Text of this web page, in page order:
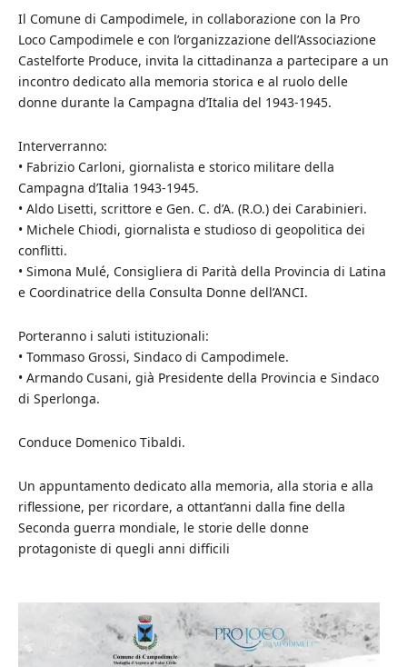
Il Comune di Campodimele, in collaborazione con la Pro
Loco Campodimele e con l’organizzazione dell’Associazione
Castelforte Produce, invita la cittadinanza a partecipare a un
incontro dedicato alla memoria storica e al ruolo delle
donne durante la Campagna d’Italia del 1943-1945.
Interverranno:
• Fabrizio Carloni, giornalista e storico militare della
Campagna d’Italia 1943-1945.
• Aldo Lisetti, scrittore e Gen. C. d’A. (R.O.) dei Carabinieri.
• Michele Chiodi, giornalista e studioso di geopolitica dei
conflitti.
• Simona Mulé, Consigliera di Parità della Provincia di Latina
e Coordinatrice della Consulta Donne dell’ANCI.
Porteranno i saluti istituzionali:
• Tommaso Grossi, Sindaco di Campodimele.
• Armando Cusani, già Presidente della Provincia e Sindaco
di Sperlonga.
Conduce Domenico Tibaldi.
Un appuntamento dedicato alla memoria, alla storia e alla
riflessione, per ricordare, a ottant’anni dalla fine della
Seconda guerra mondiale, le storie delle donne
protagoniste di quegli anni difficili